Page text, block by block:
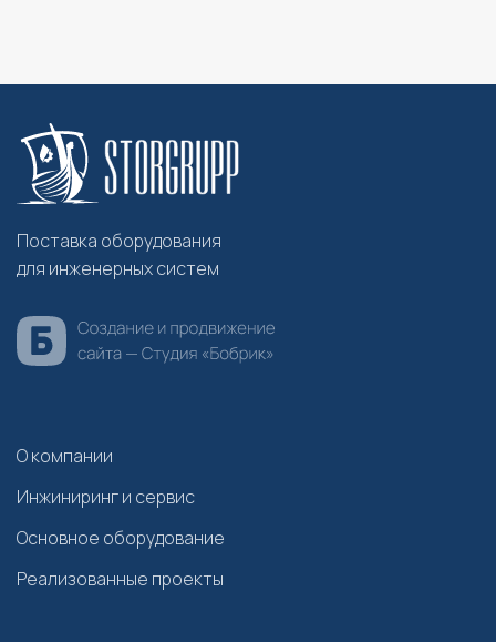
Поставка оборудования
для инженерных систем
О компании
Инжиниринг и сервис
Основное оборудование
Реализованные проекты